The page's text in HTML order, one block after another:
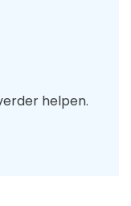
helpen.